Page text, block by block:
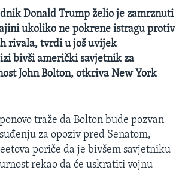
Donald Trump želio je zamrznuti
ukoliko ne pokrene istragu protiv
rivala, tvrdi u još uvijek
bivši američki savjetnik za
John Bolton, otkriva New York
traže da Bolton bude pozvan
za opoziv pred Senatom,
poriče da je bivšem savjetniku
rekao da će uskratiti vojnu